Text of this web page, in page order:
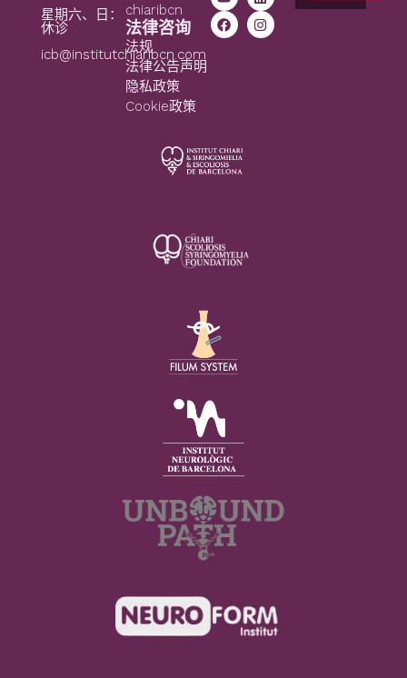
星期六、日：
休诊
icb@institutchiaribcn.com
chiaribcn
法律咨询
法规
法律公告声明
隐私政策
Cookie政策